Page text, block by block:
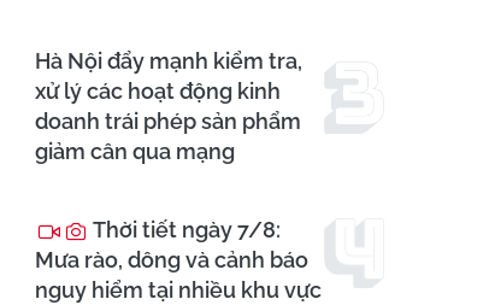
Hà Nội đẩy mạnh kiểm tra,
xử lý các hoạt động kinh
doanh trái phép sản phẩm
giảm cân qua mạng
Thời tiết ngày 7/8:
Mưa rào, dông và cảnh báo
nguy hiểm tại nhiều khu vực